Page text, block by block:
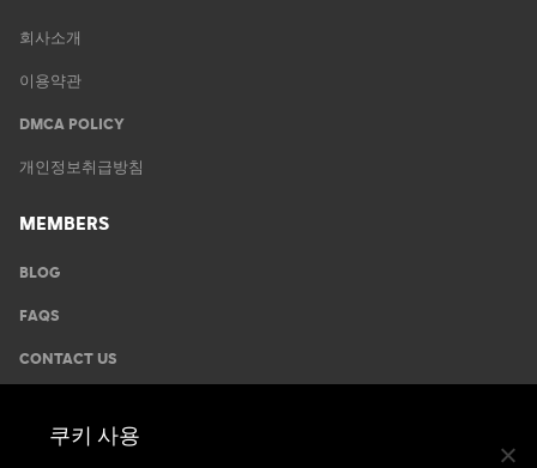
회사소개
이용약관
DMCA POLICY
개인정보취급방침
MEMBERS
BLOG
FAQS
CONTACT US
쿠키 사용